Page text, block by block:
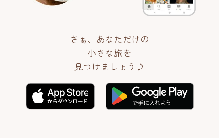
さぁ、あなただけの
小さな旅を
見つけましょう♪